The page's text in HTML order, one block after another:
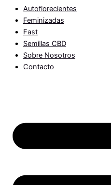
Autoflorecientes
Feminizadas
Fast
Semillas CBD
Sobre Nosotros
Contacto